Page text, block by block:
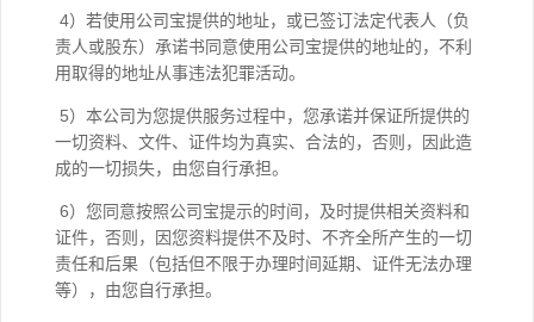
4）若使用公司宝提供的地址，或已签订法定代表人（负
责人或股东）承诺书同意使用公司宝提供的地址的，不利
用取得的地址从事违法犯罪活动。
5）本公司为您提供服务过程中，您承诺并保证所提供的
一切资料、文件、证件均为真实、合法的，否则，因此造
成的一切损失，由您自行承担。
6）您同意按照公司宝提示的时间，及时提供相关资料和
证件，否则，因您资料提供不及时、不齐全所产生的一切
责任和后果（包括但不限于办理时间延期、证件无法办理
等），由您自行承担。